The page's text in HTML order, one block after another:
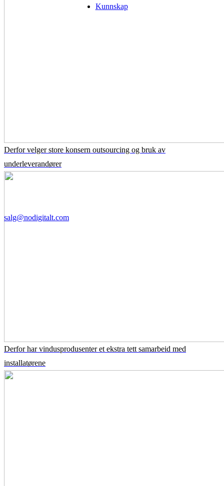
Kunnskap
Derfor velger store konsern outsourcing og bruk av
underleverandører
Derfor har vindusprodusenter et ekstra tett samarbeid med
installatørene
salg@nodigitalt.com